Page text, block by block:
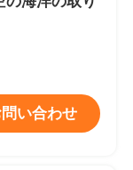
い合わせ